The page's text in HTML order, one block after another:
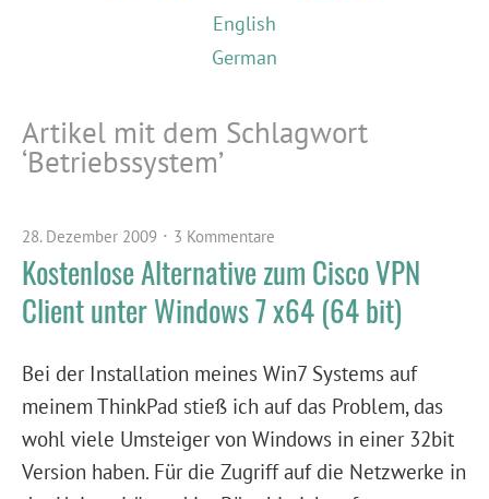
English
German
Artikel mit dem Schlagwort
‘Betriebssystem’
28. Dezember 2009 3 Kommentare
Kostenlose Alternative zum Cisco VPN
Client unter Windows 7 x64 (64 bit)
Bei der Installation meines Win7 Systems auf
meinem ThinkPad stieß ich auf das Problem, das
wohl viele Umsteiger von Windows in einer 32bit
Version haben. Für die Zugriff auf die Netzwerke in